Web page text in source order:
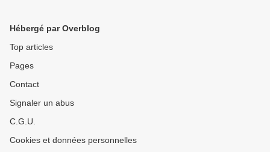
Hébergé par Overblog
Top articles
Pages
Contact
Signaler un abus
C.G.U.
Cookies et données personnelles